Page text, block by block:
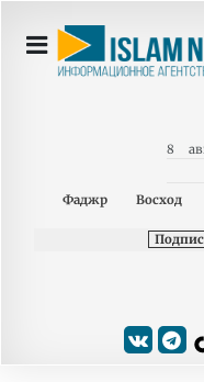
8
Фаджр
Восход